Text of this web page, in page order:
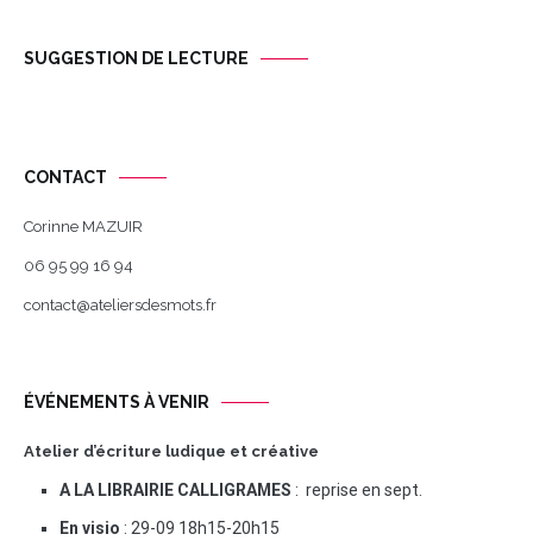
SUGGESTION DE LECTURE
CONTACT
Corinne MAZUIR
06 95 99 16 94
contact@ateliersdesmots.fr
ÉVÉNEMENTS À VENIR
Atelier d’écriture ludique et créative
A LA LIBRAIRIE CALLIGRAMES : reprise en sept.
En visio : 29-09 18h15-20h15